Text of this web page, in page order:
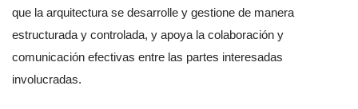
que la arquitectura se desarrolle y gestione de manera
estructurada y controlada, y apoya la colaboración y
comunicación efectivas entre las partes interesadas
involucradas.